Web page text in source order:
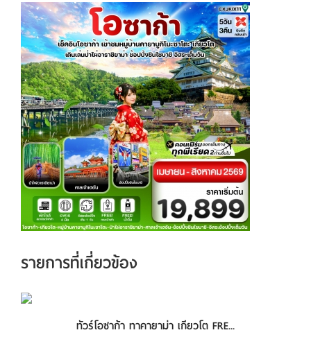
รายการที่เกี่ยวข้อง
ทัวร์โอซาก้า ทาคายาม่า เกียวโต FRE...